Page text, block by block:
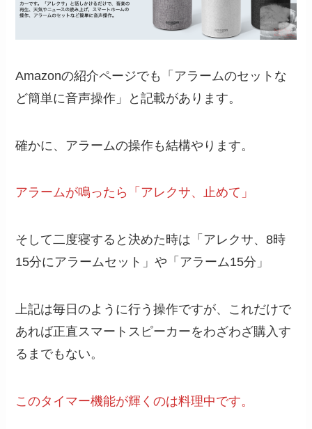
Amazonの紹介ページでも「アラームのセットな
ど簡単に音声操作」と記載があります。
確かに、アラームの操作も結構やります。
アラームが鳴ったら「アレクサ、止めて」
そして二度寝すると決めた時は「アレクサ、8時
15分にアラームセット」や「アラーム15分」
上記は毎日のように行う操作ですが、これだけで
あれば正直スマートスピーカーをわざわざ購入す
るまでもない。
このタイマー機能が輝くのは料理中です。